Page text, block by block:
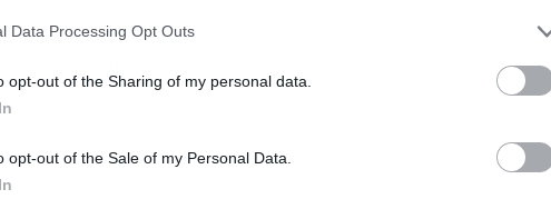
Data Processing Opt Outs
opt-out of the Sharing of my personal data.
opt-out of the Sale of my Personal Data.
terrazza del quinto piano